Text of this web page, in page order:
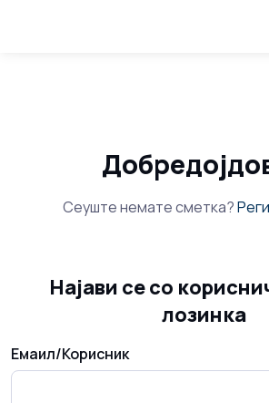
Сеуште немате сметка?
Најави се со
лозинка
Емаил/Корисник